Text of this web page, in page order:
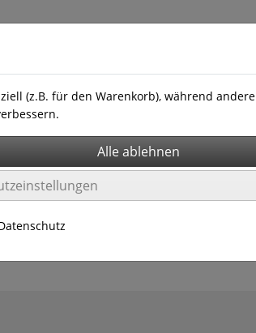
(z.B. für den Warenkorb), während andere